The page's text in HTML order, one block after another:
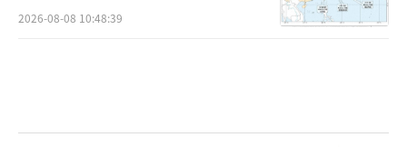
2026-08-08 10:48:39